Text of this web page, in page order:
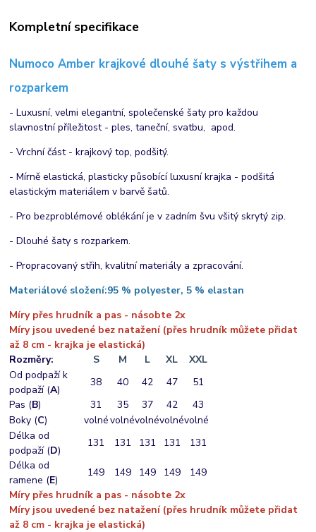
Kompletní specifikace
Numoco Amber krajkové dlouhé šaty s výstřihem a
rozparkem
- Luxusní, velmi elegantní, společenské šaty pro každou
slavnostní příležitost - ples, taneční, svatbu, apod.
- Vrchní část - krajkový top, podšitý.
- Mírně elastická, plasticky působící luxusní krajka - podšitá
elastickým materiálem v barvě šatů.
- Pro bezproblémové oblékání je v zadním švu všitý skrytý zip.
- Dlouhé šaty s rozparkem.
- Propracovaný střih, kvalitní materiály a zpracování.
Materiálové složení:95 % polyester, 5 % elastan
Míry přes hrudník a pas - násobte 2x
Míry jsou uvedené bez natažení (přes hrudník můžete přidat
až 8 cm - krajka je elastická)
Rozměry:
S M L XL
XXL
Od podpaží k
podpaží (A)
38 40 42 47
51
Pas (B) 31 35 37 42
43
Boky (C) volnévolnévolnévolnévolné
Délka od
podpaží (D)
131 131 131 131
131
Délka od
ramene (E)
149 149 149 149
149
Míry přes hrudník a pas - násobte 2x
Míry jsou uvedené bez natažení (přes hrudník můžete přidat
až 8 cm - krajka je elastická)